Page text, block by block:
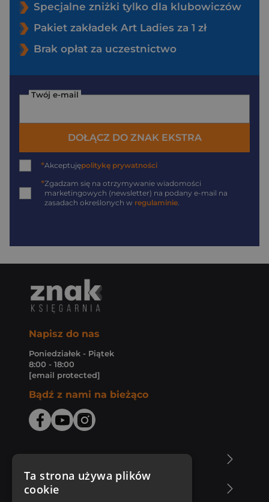
Specjalne zniżki tylko dla klubowiczów
Pakiet zakładek Art Ladies za 1 zł
Brak opłat za uczestnictwo
Twój e-mail
DOŁĄCZ DO ZNAK EKSTRA
*Akceptujępolitykę prywatności
*Zgadzam się na otrzymywanie wiadomości
marketingowych (newsletter) na podany e-mail na
zasadach określonych w regulaminie.
Napisz do nas
Poniedziałek - Piątek
8:00 - 18:00
[email protected]
Bądź z nami na bieżąco
Zakupy u nas
Ta strona używa plików
cookie